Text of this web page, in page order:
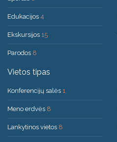
Edukacijos 4
Ekskursijos 15
Parodos 8
Vietos tipas
Konferencijų salės 1
Meno erdvės 8
Lankytinos vietos 8